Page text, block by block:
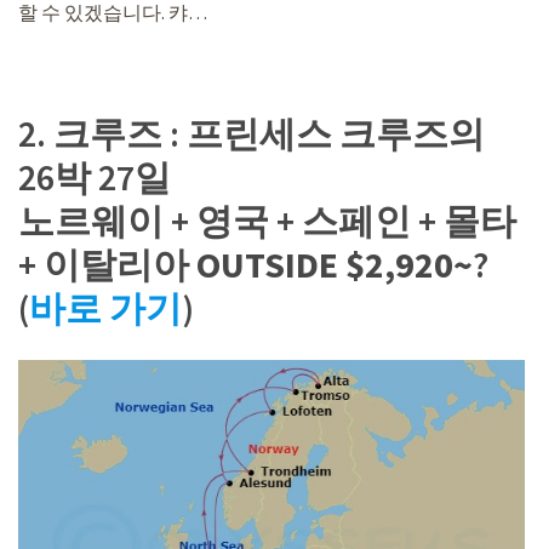
할 수 있겠습니다. 캬…
2. 크루즈 : 프린세스 크루즈의
26박 27일
노르웨이 + 영국 + 스페인 + 몰타
+ 이탈리아OUTSIDE $2,920~?
(바로 가기)